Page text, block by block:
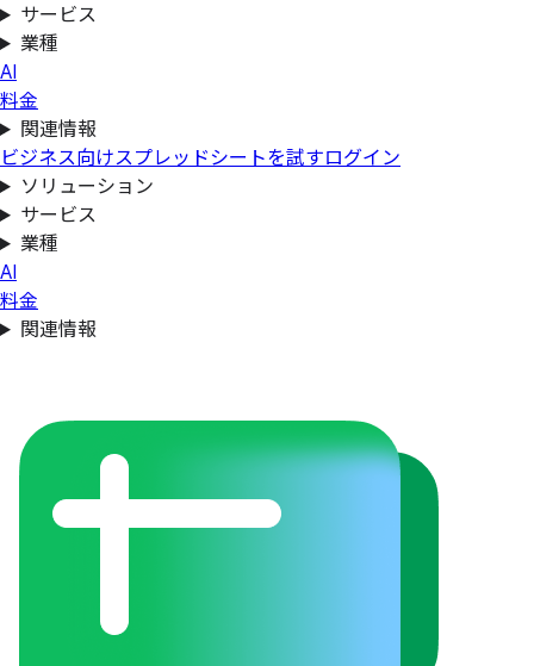
サービス
業種
AI
料金
関連情報
ビジネス向けスプレッドシートを試すログイン
ソリューション
サービス
業種
AI
料金
関連情報